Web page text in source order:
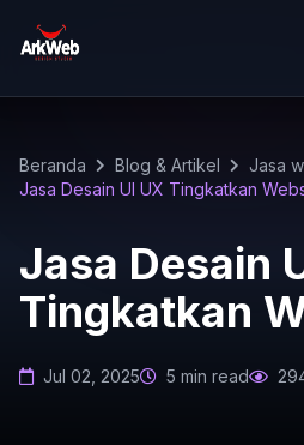
Beranda Blog & Artikel
Jasa
Jasa Desain UI UX Tingkatkan
Jasa Desain
Tingkatkan
Jul 02, 2025 5 min read